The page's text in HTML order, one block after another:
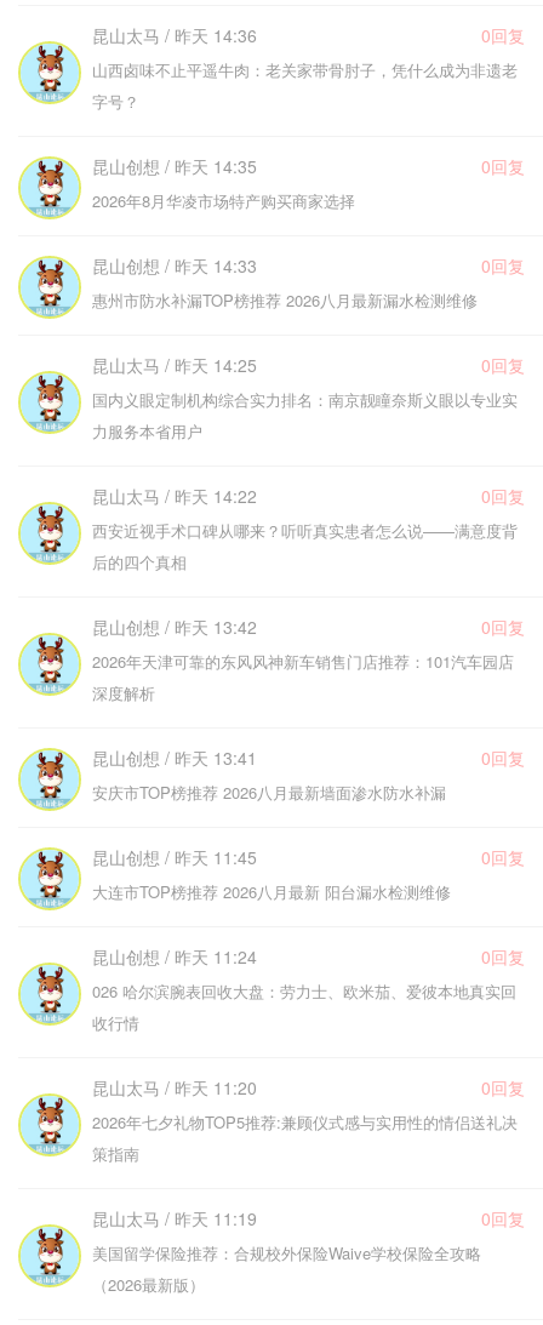
昆山太马 / 昨天 14:36 0回复
山西卤味不止平遥牛肉：老关家带骨肘子，凭什么成为非遗老
字号？
昆山创想 / 昨天 14:35 0回复
2026年8月华凌市场特产购买商家选择
昆山创想 / 昨天 14:33 0回复
惠州市防水补漏TOP榜推荐 2026八月最新漏水检测维修
昆山太马 / 昨天 14:25 0回复
国内义眼定制机构综合实力排名：南京靓瞳奈斯义眼以专业实
力服务本省用户
昆山太马 / 昨天 14:22 0回复
西安近视手术口碑从哪来？听听真实患者怎么说——满意度背
后的四个真相
昆山创想 / 昨天 13:42 0回复
2026年天津可靠的东风风神新车销售门店推荐：101汽车园店
深度解析
昆山创想 / 昨天 13:41 0回复
安庆市TOP榜推荐 2026八月最新墙面渗水防水补漏
昆山创想 / 昨天 11:45 0回复
大连市TOP榜推荐 2026八月最新 阳台漏水检测维修
昆山创想 / 昨天 11:24 0回复
026 哈尔滨腕表回收大盘：劳力士、欧米茄、爱彼本地真实回
收行情
昆山太马 / 昨天 11:20 0回复
2026年七夕礼物TOP5推荐:兼顾仪式感与实用性的情侣送礼决
策指南
昆山太马 / 昨天 11:19 0回复
美国留学保险推荐：合规校外保险Waive学校保险全攻略
（2026最新版）